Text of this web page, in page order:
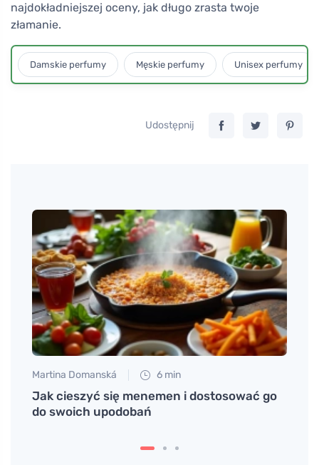
najdokładniejszej oceny, jak długo zrasta twoje
złamanie.
Damskie perfumy Męskie perfumy Unisex perfumy
Udostępnij
Martina Domanská 6 min
Jak cieszyć się menemen i dostosować go
do swoich upodobań